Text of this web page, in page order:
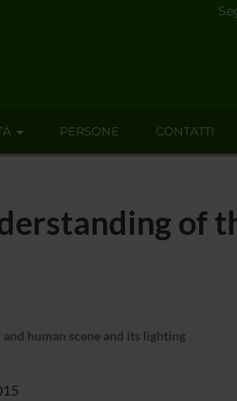
PERSONE CONTATTI
of
human scene and its lighting